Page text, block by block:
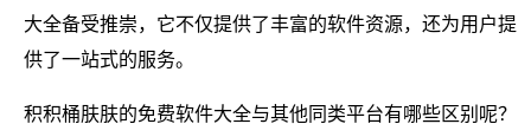
大全备受推崇，它不仅提供了丰富的软件资源，还为用户提
供了一站式的服务。
积积桶肤肤的免费软件大全与其他同类平台有哪些区别呢？